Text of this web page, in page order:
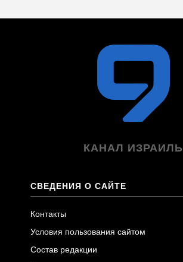
КАНАЛ ИЗРАИЛЬ
СВЕДЕНИЯ О САЙТЕ
Контакты
Условия пользования сайтом
Состав редакции